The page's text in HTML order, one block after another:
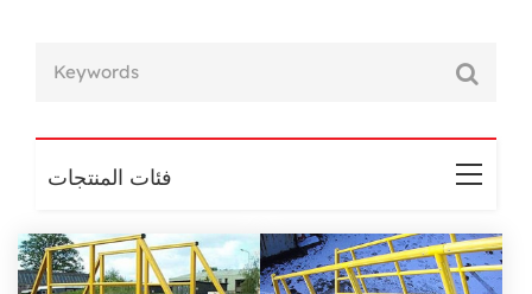
فئات المنتجات